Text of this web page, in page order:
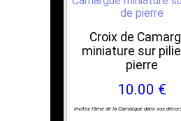
Croix de
miniature sur
pierre
10.00 €
Invitez l'âme de la Camargue dans vos